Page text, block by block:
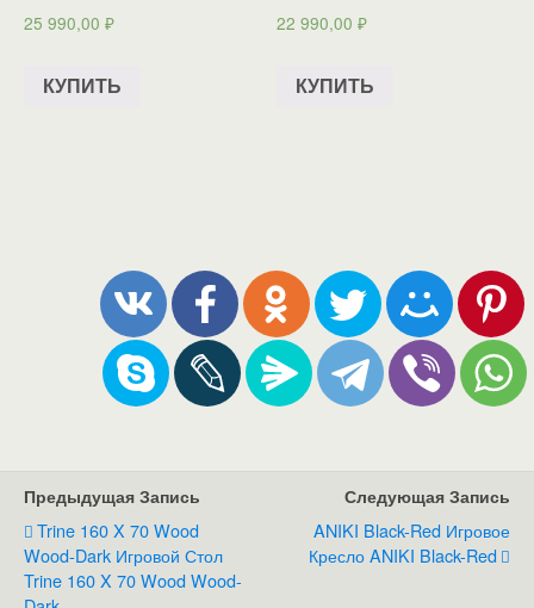
25 990,00 ₽
КУПИТЬ
22 990,00₽
КУПИТЬ
Предыдущая Запись
Trine 160 X 70 Wood
Wood-Dark Игровой Стол
Trine 160 X 70 Wood Wood-
Следующая Запись
ANIKI Black-Red Игровое
Кресло ANIKI Black-Red